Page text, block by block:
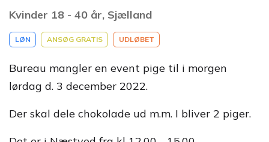
Kvinder 18 - 40 år, Sjælland
LØN ANSØG GRATIS UDLØBET
Bureau mangler en event pige til i morgen
lørdag d. 3 december 2022.
Der skal dele chokolade ud m.m. I bliver 2 piger.